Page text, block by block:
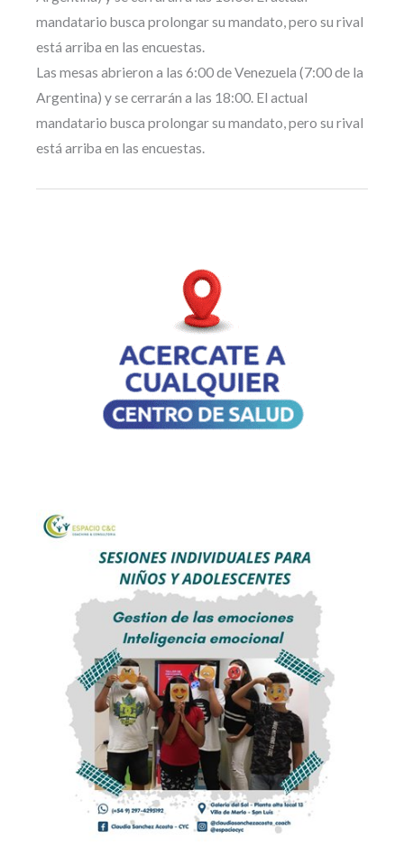
mandatario busca prolongar su mandato, pero su rival
está arriba en las encuestas.
Las mesas abrieron a las 6:00 de Venezuela (7:00 de la
Argentina) y se cerrarán a las 18:00. El actual
mandatario busca prolongar su mandato, pero su rival
está arriba en las encuestas.